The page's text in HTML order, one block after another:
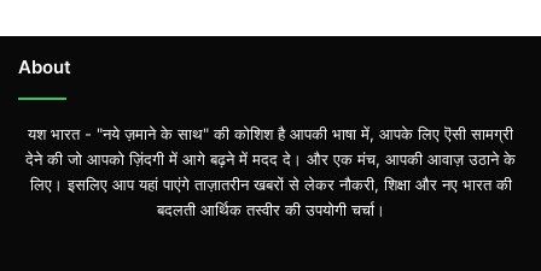
About
यश भारत - "नये ज़माने के साथ" की कोशिश है आपकी भाषा में, आपके लिए ऎसी सामग्री
देने की जो आपको ज़िंदगी में आगे बढ़ने में मदद दे। और एक मंच, आपकी आवाज़ उठाने के
लिए। इसलिए आप यहां पाएंगे ताज़ातरीन खबरों से लेकर नौकरी, शिक्षा और नए भारत की
बदलती आर्थिक तस्वीर की उपयोगी चर्चा।